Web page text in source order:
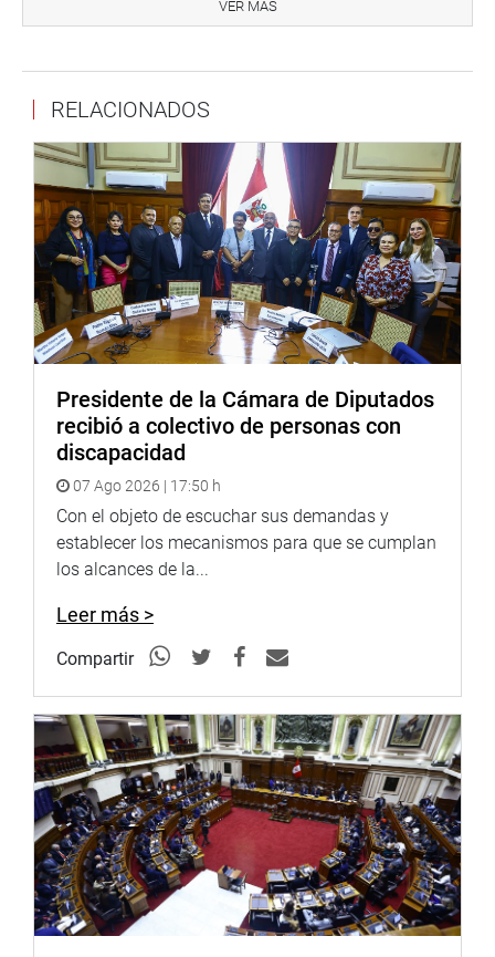
propuestas de las organizaciones vinculadas al deporte y
atletas.
“La finalidad de esta propuesta es brindar mejores
condiciones para los deportistas y contar con una base
legal más sólida que permita fortalecer el deporte
peruano”, manifestó.
OFICINA DE COMUNICACIONES E IMAGEN
INSTITUCIONAL
VER MÁS
RELACIONADOS
Presidente de la Cámara de Diputados
recibió a colectivo de personas con
discapacidad
07 Ago 2026 | 17:50 h
Con el objeto de escuchar sus demandas y
establecer los mecanismos para que se cumplan
los alcances de la...
Leer más >
Compartir